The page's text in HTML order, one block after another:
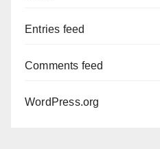
Entries feed
Comments feed
WordPress.org